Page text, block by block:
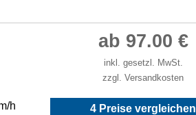
h
ab 97.00 €
inkl. gesetzl. MwSt.
zzgl. Versandkosten
4 Preise vergleichen